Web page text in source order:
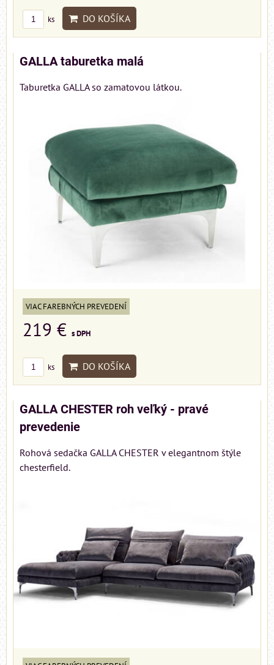
ks DO KOŠÍKA
GALLA taburetka malá
Taburetka GALLA so zamatovou látkou.
VIAC FAREBNÝCH PREVEDENÍ
219 € s DPH
ks DO KOŠÍKA
GALLA CHESTER roh veľký - pravé
prevedenie
Rohová sedačka GALLA CHESTER v elegantnom štýle
chesterfield.